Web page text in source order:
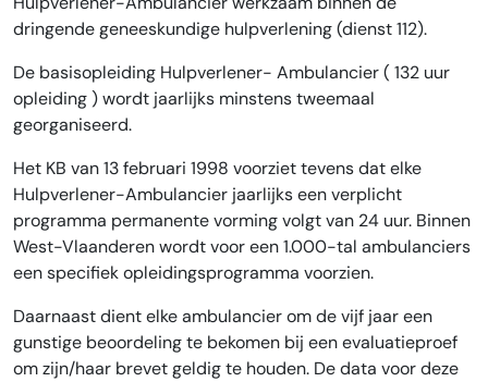
dringende geneeskundige hulpverlening (dienst 112).
De basisopleiding Hulpverlener- Ambulancier ( 132 uur
opleiding ) wordt jaarlijks minstens tweemaal
georganiseerd.
Het KB van 13 februari 1998 voorziet tevens dat elke
Hulpverlener-Ambulancier jaarlijks een verplicht
programma permanente vorming volgt van 24 uur. Binnen
West-Vlaanderen wordt voor een 1.000-tal ambulanciers
een specifiek opleidingsprogramma voorzien.
Daarnaast dient elke ambulancier om de vijf jaar een
gunstige beoordeling te bekomen bij een evaluatieproef
om zijn/haar brevet geldig te houden. De data voor deze